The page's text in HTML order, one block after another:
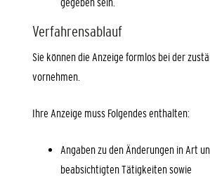
Verfahrensablauf
Sie können die Anzeige formlos bei der
vornehmen.
Ihre Anzeige muss Folgendes enthalten:
Angaben zu den Änderungen in Art
beabsichtigten Tätigkeiten sowie